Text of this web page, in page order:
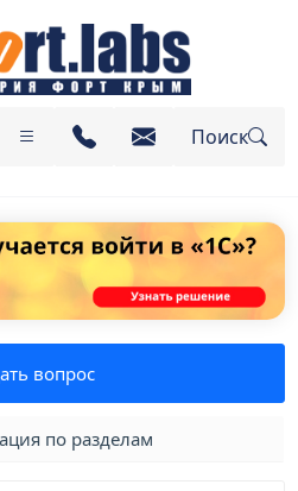
Поиск
вопрос
по разделам